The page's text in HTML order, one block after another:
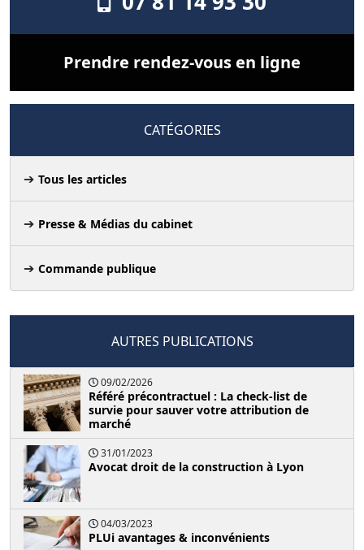
Prendre rendez-vous en ligne
CATÉGORIES
Tous les articles
Presse & Médias du cabinet
Commande publique
AUTRES PUBLICATIONS
09/02/2026
Référé précontractuel : La check-list de
survie pour sauver votre attribution de
marché
31/01/2023
Avocat droit de la construction à Lyon
04/03/2023
PLUi avantages & inconvénients